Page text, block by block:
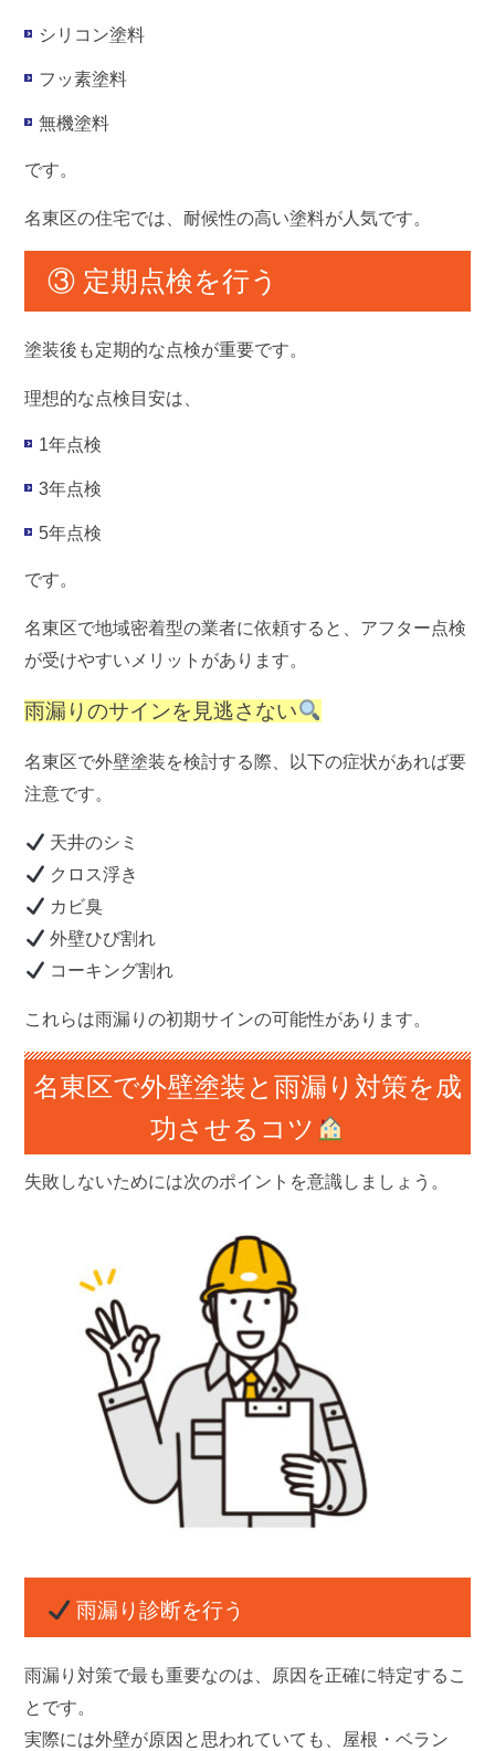
シリコン塗料
フッ素塗料
無機塗料
です。
名東区の住宅では、耐候性の高い塗料が人気です。
③ 定期点検を行う
塗装後も定期的な点検が重要です。
理想的な点検目安は、
1年点検
3年点検
5年点検
です。
名東区で地域密着型の業者に依頼すると、アフター点検
が受けやすいメリットがあります。
雨漏りのサインを見逃さない
名東区で外壁塗装を検討する際、以下の症状があれば要
注意です。
天井のシミ
クロス浮き
カビ臭
外壁ひび割れ
コーキング割れ
これらは雨漏りの初期サインの可能性があります。
名東区で外壁塗装と雨漏り対策を成
功させるコツ
失敗しないためには次のポイントを意識しましょう。
雨漏り診断を行う
雨漏り対策で最も重要なのは、 原因を正確に特定するこ
と です。
実際には外壁が原因と思われていても、屋根・ベラン